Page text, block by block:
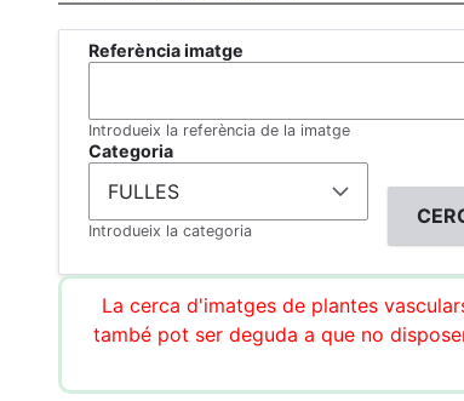
Referència imatge
Introdueix la referència de la imatge
Categoria
Introdueix la categoria
La cerca d'imatges de plantes
també pot ser deguda a que no